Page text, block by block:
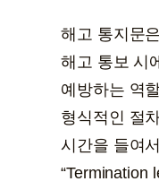
해고 통지문
해고 통보 시
예방하는 역
형식적인 절
시간을 들여
“Termination